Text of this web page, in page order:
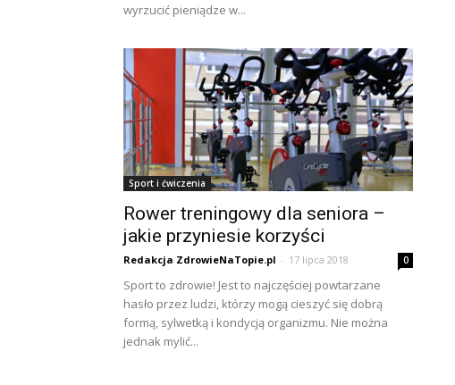
wyrzucić pieniądze w...
Sport i ćwiczenia
Rower treningowy dla seniora –
jakie przyniesie korzyści
Redakcja ZdrowieNaTopie.pl - 17 lipca 2018 0
Sport to zdrowie! Jest to najczęściej powtarzane
hasło przez ludzi, którzy mogą cieszyć się dobrą
formą, sylwetką i kondycją organizmu. Nie można
jednak mylić...